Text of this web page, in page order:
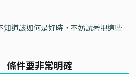
知道該如何是好時，不妨試著把這些
件要非常明確